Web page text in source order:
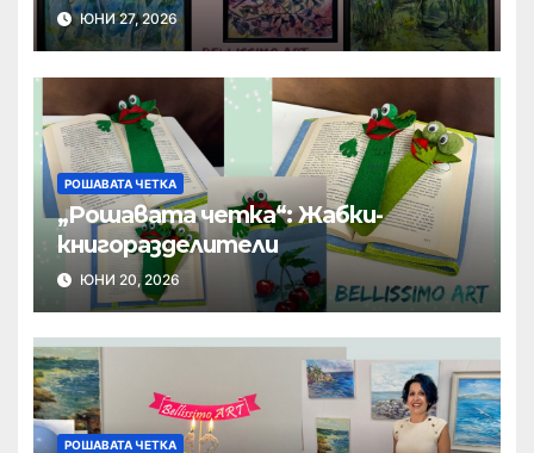
ЮНИ 27, 2026
РОШАВАТА ЧЕТКА
„Рошавата четка“: Жабки-
книгоразделители
ЮНИ 20, 2026
РОШАВАТА ЧЕТКА